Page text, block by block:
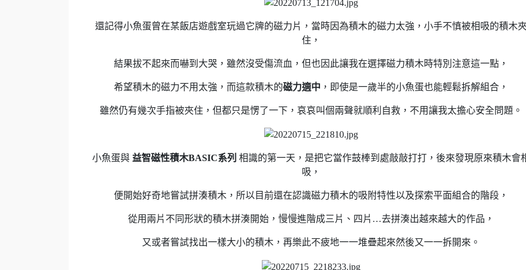
還記得小魚蛋曾在某飯店遊戲室玩過它牌的磁力片，當時因為積木的磁力太強，小手不慎被相吸的積木
住，
結果拔不起來而嚇到大哭，雖然沒受傷流血，但也因此讓我在選擇磁力積木時特別注意這一點，
希望積木的磁力不用太強，而這款積木的磁力適中 ，即使是一歲半的小魚蛋也能輕鬆拆解組合，
雖然仍有幾次手指被夾住，但都只是愣了一下，哀哀叫個兩聲就順利自救，不用讓我太擔心安全問題。
小魚蛋與益智磁性積木BASIC系列 相識的第一天，是把它當作鼓棒到處敲敲打打，後來發現原來積木會
吸，
便開始好奇地嘗試拼湊積木，所以目前還在認識磁力積木的吸附特性以及探索平面組合的階段，
從用兩片不同形狀的積木拼湊開始，慢慢進階成三片、四片…去拼湊出越來越大的作品，
又或者嘗試找出一樣大小的積木，再樂此不疲地一一堆疊起來然後又一一拆開來。